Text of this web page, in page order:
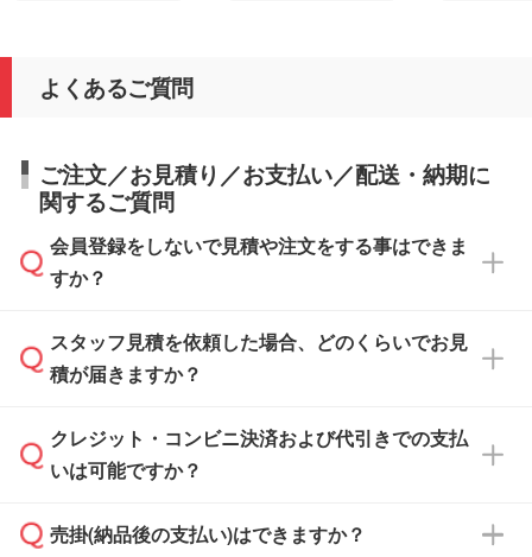
よくあるご質問
ご注文／お見積り／お支払い／配送・納期に
関するご質問
会員登録をしないで見積や注文をする事はできま
すか？
可能です。見積・注文フォームにて『ゲストの
まま進む』ボタンからお進みのうえ、ご依頼く
スタッフ見積を依頼した場合、どのくらいでお見
積が届きますか？
通常、翌営業日までにお送りしております。混
雑状況によっては、お時間をいただくこともご
依頼いただいた場合は、翌営業日以降のご連絡
クレジット・コンビニ決済および代引きでの支払
いは可能ですか？
銀行振込のみのご対応となります。
売掛(納品後の支払い)はできますか？